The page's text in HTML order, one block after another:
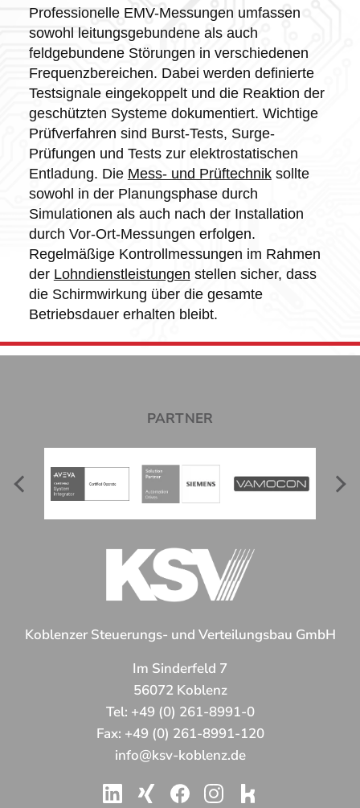
Professionelle EMV-Messungen umfassen
sowohl leitungsgebundene als auch
feldgebundene Störungen in verschiedenen
Frequenzbereichen. Dabei werden definierte
Testsignale eingekoppelt und die Reaktion der
geschützten Systeme dokumentiert. Wichtige
Prüfverfahren sind Burst-Tests, Surge-
Prüfungen und Tests zur elektrostatischen
Entladung. Die Mess- und Prüftechniksollte
sowohl in der Planungsphase durch
Simulationen als auch nach der Installation
durch Vor-Ort-Messungen erfolgen.
Regelmäßige Kontrollmessungen im Rahmen
der Lohndienstleistungen stellen sicher, dass
die Schirmwirkung über die gesamte
Betriebsdauer erhalten bleibt.
PARTNER
Koblenzer Steuerungs- und Verteilungsbau GmbH
Im Sinderfeld 7
56072 Koblenz
Tel: +49 (0) 261-8991-0
Fax: +49 (0) 261-8991-120
info@ksv-koblenz.de